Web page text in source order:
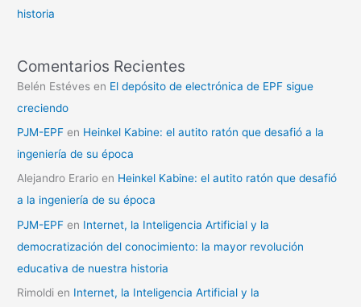
historia
Comentarios Recientes
Belén Estéves en El depósito de electrónica de EPF sigue
creciendo
PJM-EPF en Heinkel Kabine: el autito ratón que desafió a la
ingeniería de su época
Alejandro Erario en Heinkel Kabine: el autito ratón que desafió
a la ingeniería de su época
PJM-EPF en Internet, la Inteligencia Artificial y la
democratización del conocimiento: la mayor revolución
educativa de nuestra historia
Rimoldi en Internet, la Inteligencia Artificial y la